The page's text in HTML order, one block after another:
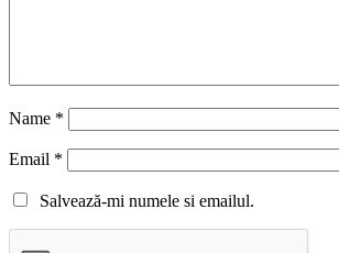
Name *
Email *
Salvează-mi numele si emailul.